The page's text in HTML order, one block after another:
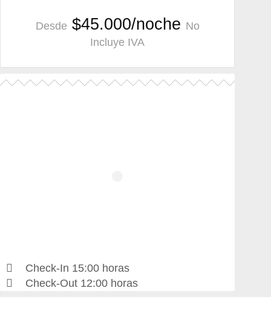
Desde $45.000/noche No
Incluye IVA
Check-In 15:00 horas
Check-Out 12:00 horas